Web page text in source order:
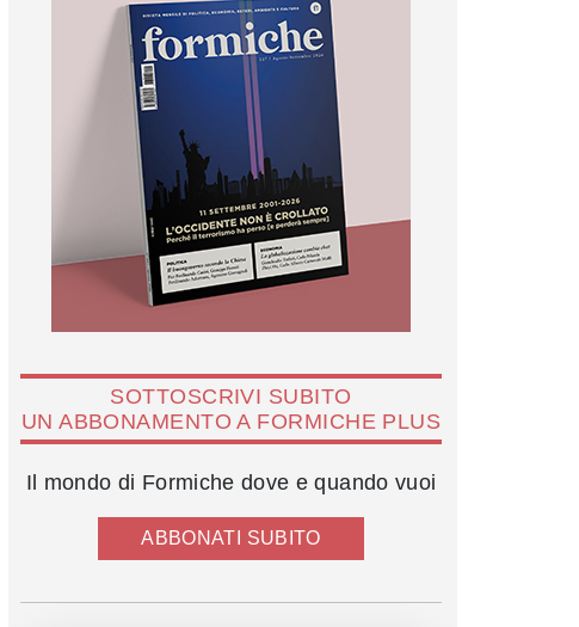
SOTTOSCRIVI SUBITO
UN ABBONAMENTO A FORMICHE PLUS
Il mondo di Formiche dove e quando vuoi
ABBONATI SUBITO